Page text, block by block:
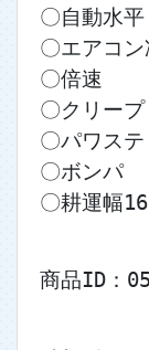
〇自動水平
〇エアコン
〇倍速
〇クリープ
〇パワステ
〇ボンパ
〇耕運幅
商品ID：